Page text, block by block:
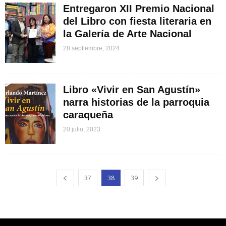
Entregaron XII Premio Nacional
del Libro con fiesta literaria en
la Galería de Arte Nacional
28 septiembre, 2024
Libro «Vivir en San Agustín»
narra historias de la parroquia
caraqueña
20 julio, 2023
37 38 39